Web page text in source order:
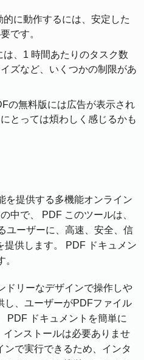
的に動作するには、安定した
です。
は、1 時間あたりのタスク数
ズなど、いくつかの制限があ
の無料版には広告が表示され
とっては煩わしく感じるかも
を提供する多機能オンライン
中で、 PDF このツールは、
ユーザーに、高速、安全、信
提供します。 PDF ドキュメン
ドリーなデザインで操作しや
し、ユーザーがPDFファイル
PDF ドキュメントを簡単に
ンストールは必要ありませ
ンで実行できるため、インタ